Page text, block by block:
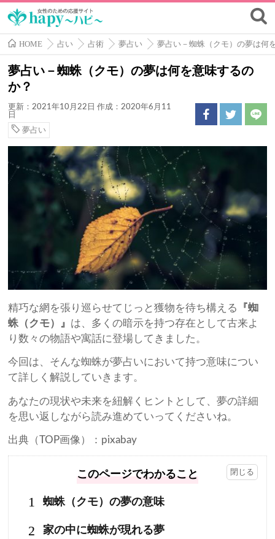
HOME 占い 占術 夢占い 夢占い－蜘蛛（クモ）の夢は何
夢占い－蜘蛛（クモ）の夢は何を意味するの
か？
更新：2021年10月22日 作成：2020年6月11
日
夢占い
精巧な網を張り巡らせてじっと獲物を待ち構える
『蜘
蛛（クモ）』 は、多くの暗示を持つ存在として古来よ
り数々の物語や寓話に登場してきました。
今回は、そんな蜘蛛が夢占いにおいて持つ意味につい
て詳しく解説していきます。
あなたの現状や未来を紐解くヒントとして、夢の詳細
を思い返しながら読み進めていってくださいね。
出典（TOP画像）：pixabay
このページでわかること
1 蜘蛛（クモ）の夢の意味
2 家の中に蜘蛛が現れる夢